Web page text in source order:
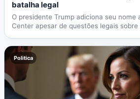
batalha legal
O presidente Trump adiciona seu nome
Center apesar de questões legais
Politica